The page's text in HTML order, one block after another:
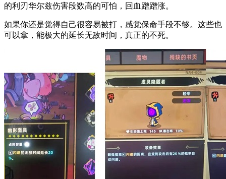
的利刃华尔兹伤害段数高的可怕，回血蹭蹭涨。
如果你还是觉得自己很容易被打，感觉保命手段不够。这些也
可以拿，能极大的延长无敌时间，真正的不死。